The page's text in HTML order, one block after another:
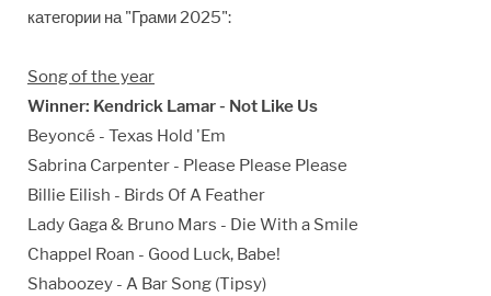
категории на "Грами 2025":
Song of the year
Winner: Kendrick Lamar - Not Like Us
Beyoncé - Texas Hold 'Em
Sabrina Carpenter - Please Please Please
Billie Eilish - Birds Of A Feather
Lady Gaga & Bruno Mars - Die With a Smile
Chappel Roan - Good Luck, Babe!
Shaboozey - A Bar Song (Tipsy)